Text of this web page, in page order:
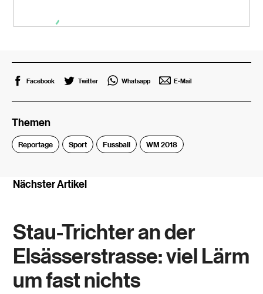
Facebook Twitter Whatsapp E-Mail
Themen
Reportage Sport Fussball WM 2018
Nächster Artikel
Stau-Trichter an der
Elsässerstrasse: viel Lärm
um fast nichts